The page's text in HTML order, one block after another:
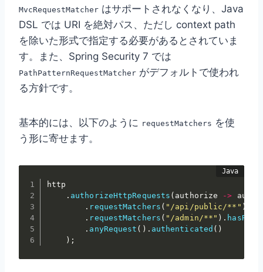
MvcRequestMatcher はサポートされなくなり、Java
DSL では URI を絶対パス、ただし context path
を除いた形式で指定する必要があるとされていま
す。また、Spring Security 7 では
PathPatternRequestMatcher がデフォルトで使われ
る方針です。
基本的には、以下のように requestMatchers を使
う形に寄せます。
http
. authorizeHttpRequests ( authorize ->
. requestMatchers ( "/api/public/**" )
. requestMatchers ( "/admin/**" ) . hasRole
. anyRequest ( ) . authenticated ( )
) ;